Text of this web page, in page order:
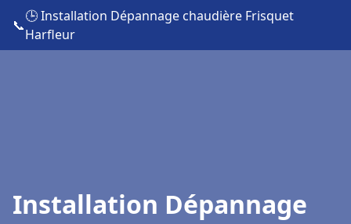
📞
🕒 Installation Dépannage chaudière Frisquet
Harfleur
Installation Dépannage